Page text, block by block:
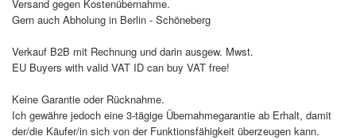
Versand gegen Kostenübernahme.
Gern auch Abholung in Berlin - Schöneberg
Verkauf B2B mit Rechnung und darin ausgew. Mwst.
EU Buyers with valid VAT ID can buy VAT free!
Keine Garantie oder Rücknahme.
Ich gewähre jedoch eine 3-tägige Übernahmegarantie ab Erhalt, damit
der/die Käufer/in sich von der Funktionsfähigkeit überzeugen kann.